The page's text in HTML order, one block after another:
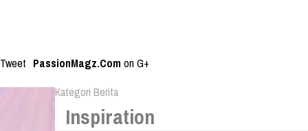
Tweet PassionMagz.Com on G+
Kategori Berita
Inspiration